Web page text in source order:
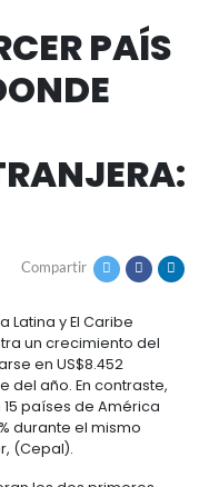
región donde
DONDE
Compartir